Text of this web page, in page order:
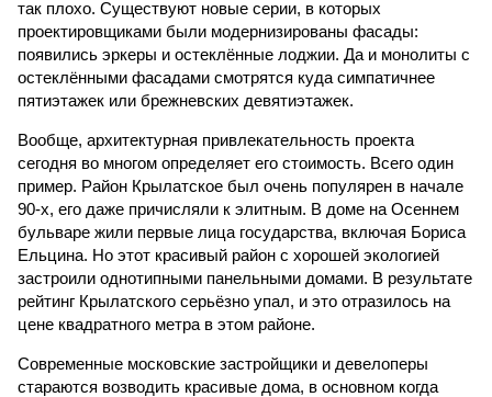
так плохо. Существуют новые серии, в которых
проектировщиками были модернизированы фасады:
появились эркеры и остеклённые лоджии. Да и монолиты с
остеклёнными фасадами смотрятся куда симпатичнее
пятиэтажек или брежневских девятиэтажек.
Вообще, архитектурная привлекательность проекта
сегодня во многом определяет его стоимость. Всего один
пример. Район Крылатское был очень популярен в начале
90-х, его даже причисляли к элитным. В доме на Осеннем
бульваре жили первые лица государства, включая Бориса
Ельцина. Но этот красивый район с хорошей экологией
застроили однотипными панельными домами. В результате
рейтинг Крылатского серьёзно упал, и это отразилось на
цене квадратного метра в этом районе.
Современные московские застройщики и девелоперы
стараются возводить красивые дома, в основном когда